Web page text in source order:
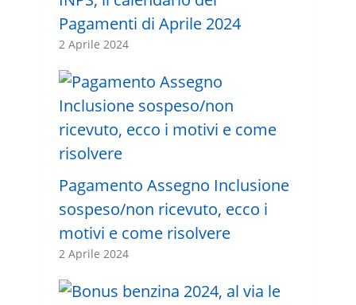
Pagamenti di Aprile 2024
2 Aprile 2024
Pagamento Assegno Inclusione
sospeso/non ricevuto, ecco i
motivi e come risolvere
2 Aprile 2024